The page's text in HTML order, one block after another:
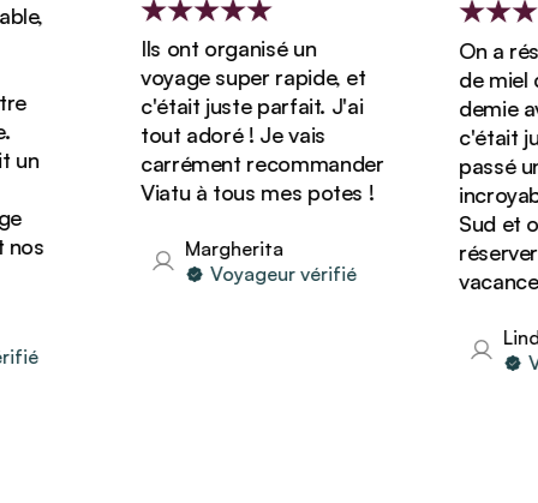
Ils ont organisé un
voyage super rapide, et
c'était juste parfait. J'ai
tout adoré ! Je vais
carrément recommander
Viatu à tous mes potes !
Margherita
Voyageur vérifié
On a
de miel
demie
c'était
passé un
Sud et on
réserver
vacances
Linda